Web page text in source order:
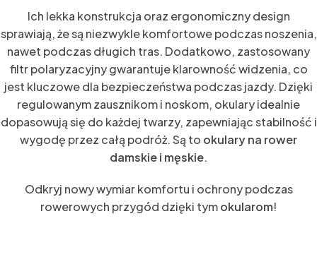
Ich lekka konstrukcja oraz ergonomiczny design
sprawiają, że są niezwykle komfortowe podczas noszenia,
nawet podczas długich tras. Dodatkowo, zastosowany
filtr polaryzacyjny gwarantuje klarowność widzenia, co
jest kluczowe dla bezpieczeństwa podczas jazdy. Dzięki
regulowanym zausznikom i noskom, okulary idealnie
dopasowują się do każdej twarzy, zapewniając stabilność i
wygodę przez całą podróż. Są to okulary na rower
damskie i męskie.
Odkryj nowy wymiar komfortu i ochrony podczas
rowerowych przygód dzięki tymokularom!